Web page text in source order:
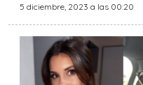
5 diciembre, 2023 a las 00:20